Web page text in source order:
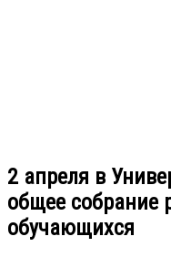
2 апреля в
общее собрание
обучающихся